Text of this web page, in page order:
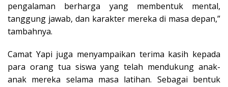
pengalaman berharga yang membentuk mental,
tanggung jawab, dan karakter mereka di masa depan,”
tambahnya.
Camat Yapi juga menyampaikan terima kasih kepada
para orang tua siswa yang telah mendukung anak-
anak mereka selama masa latihan. Sebagai bentuk